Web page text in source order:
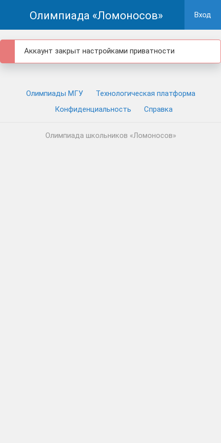
Олимпиада «Ломоносов» Вход
Аккаунт закрыт настройками приватности
Олимпиады МГУ
Технологическая платформа
Конфиденциальность
Cправка
Олимпиада школьников «Ломоносов»